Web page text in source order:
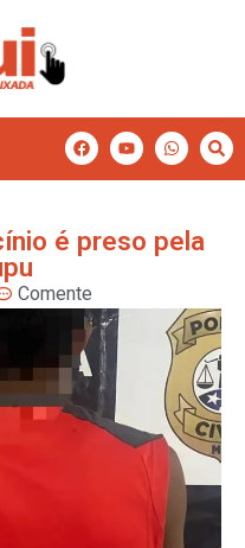
é preso pela
Comente